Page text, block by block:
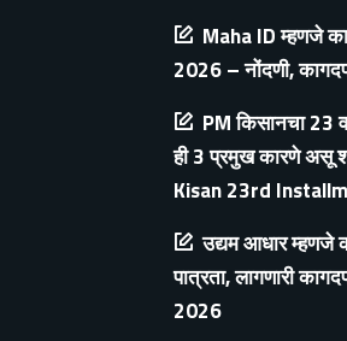
Maha ID म्हणजे
2026 – नोंदणी,
PM किसानचा 23
ही 3 प्रमुख कारणे असू
Kisan 23rd
उद्यम आधार म्हणजे
पात्रता, लागणारी
2026